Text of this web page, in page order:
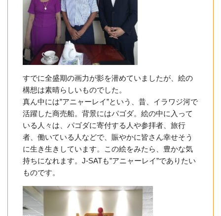
すでに全盛期の画力が影を潜めていましたが、絵の
構想は素晴らしいものでした。
真ん中には”アニャーレイ”という、昔、イラワジ河で
活躍した商売船。背景にはパゴダ。絵の中に入って
いる人々は、パゴダに寄付する人や参拝者、旅行
者、働いている人などで、賑やかに皆さん幸せそう
に生き生きしています。この絵をみたら、豊かな気
持ちになれます。J-SATも”アニャーレイ”でありたい
ものです。